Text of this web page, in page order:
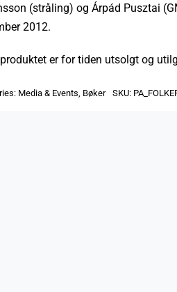
(stråling) og Árpád Pusztai
2012.
er for tiden utsolgt og
Media & Events, Bøker SKU: